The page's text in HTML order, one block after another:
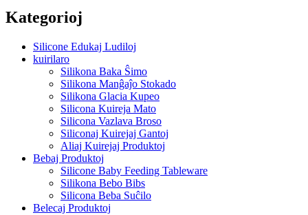
Kategorioj
Silicone Edukaj Ludiloj
kuirilaro
Silikona Baka Ŝimo
Silikona Manĝaĵo Stokado
Silikona Glacia Kupeo
Silicona Kuireja Mato
Silicona Vazlava Broso
Siliconaj Kuirejaj Gantoj
Aliaj Kuirejaj Produktoj
Bebaj Produktoj
Silicone Baby Feeding Tableware
Silikona Bebo Bibs
Silicona Beba Suĉilo
Belecaj Produktoj